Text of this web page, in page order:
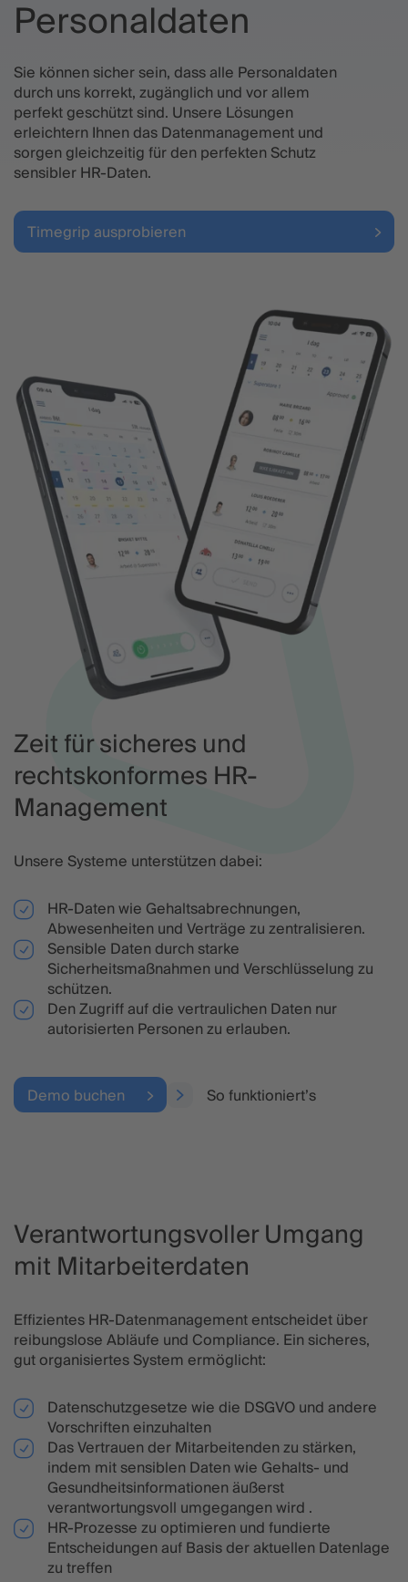
Personaldaten
Sie können sicher sein, dass alle Personaldaten
durch uns korrekt, zugänglich und vor allem
perfekt geschützt sind. Unsere Lösungen
erleichtern Ihnen das Datenmanagement und
sorgen gleichzeitig für den perfekten Schutz
sensibler HR-Daten.
Timegrip ausprobieren
Zeit für sicheres und
rechtskonformes HR-
Management
Unsere Systeme unterstützen dabei:
HR-Daten wie Gehaltsabrechnungen,
Abwesenheiten und Verträge zu zentralisieren.
Sensible Daten durch starke
Sicherheitsmaßnahmen und Verschlüsselung zu
schützen.
Den Zugriff auf die vertraulichen Daten nur
autorisierten Personen zu erlauben.
Demo buchen So funktioniert’s
Verantwortungsvoller Umgang
mit Mitarbeiterdaten
Effizientes HR-Datenmanagement entscheidet über
reibungslose Abläufe und Compliance. Ein sicheres,
gut organisiertes System ermöglicht:
Datenschutzgesetze wie die DSGVO und andere
Vorschriften einzuhalten
Das Vertrauen der Mitarbeitenden zu stärken,
indem mit sensiblen Daten wie Gehalts- und
Gesundheitsinformationen äußerst
verantwortungsvoll umgegangen wird .
HR-Prozesse zu optimieren und fundierte
Entscheidungen auf Basis der aktuellen Datenlage
zu treffen